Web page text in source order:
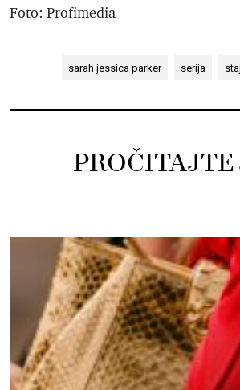
Foto: Profimedia
sarah jessica parker serija
PROČITAJTE